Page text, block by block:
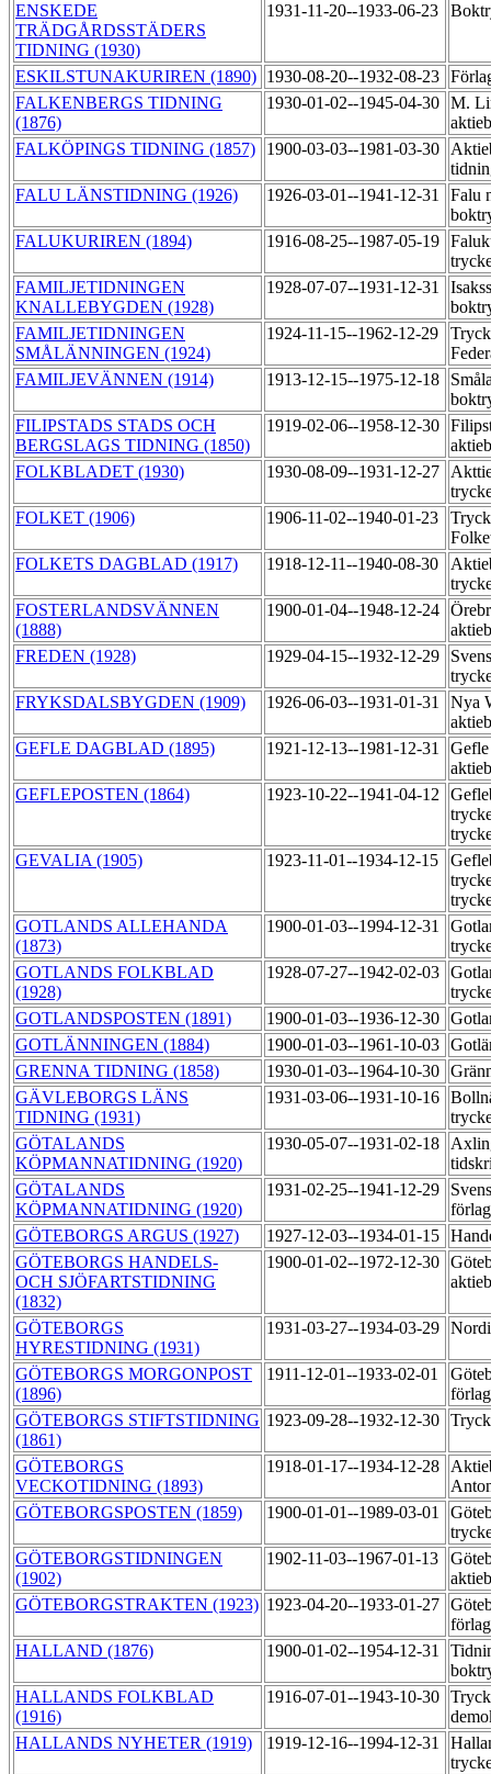
ENSKEDE
TRÄDGÅRDSSTÄDERS
TIDNING (1930)
1931-11-20--1933-06-23
ESKILSTUNAKURIREN (1890) 1930-08-20--1932-08-23
FALKENBERGS TIDNING
(1876)
1930-01-02--1945-04-30 M.
FALKÖPINGS TIDNING (1857)
1900-03-03--1981-03-30
FALU LÄNSTIDNING (1926)
1926-03-01--1941-12-31
Falu
FALUKURIREN (1894)
1916-08-25--1987-05-19
FAMILJETIDNINGEN
KNALLEBYGDEN (1928)
1928-07-07--1931-12-31
FAMILJETIDNINGEN
SMÅLÄNNINGEN (1924)
1924-11-15--1962-12-29
FAMILJEVÄNNEN (1914)
1913-12-15--1975-12-18
FILIPSTADS STADS OCH
BERGSLAGS TIDNING (1850)
1919-02-06--1958-12-30
FOLKBLADET (1930)
1930-08-09--1931-12-27
FOLKET (1906)
1906-11-02--1940-01-23
FOLKETS DAGBLAD (1917)
1918-12-11--1940-08-30
FOSTERLANDSVÄNNEN
(1888)
1900-01-04--1948-12-24
FREDEN (1928)
1929-04-15--1932-12-29
FRYKSDALSBYGDEN (1909)
1926-06-03--1931-01-31
Nya
GEFLE DAGBLAD (1895)
1921-12-13--1981-12-31
GEFLEPOSTEN (1864)
1923-10-22--1941-04-12
GEVALIA (1905)
1923-11-01--1934-12-15
GOTLANDS ALLEHANDA
(1873)
1900-01-03--1994-12-31
GOTLANDS FOLKBLAD
(1928)
1928-07-27--1942-02-03
GOTLANDSPOSTEN (1891)
1900-01-03--1936-12-30
GOTLÄNNINGEN (1884)
1900-01-03--1961-10-03
GRENNA TIDNING (1858)
1930-01-03--1964-10-30
GÄVLEBORGS LÄNS
TIDNING (1931)
1931-03-06--1931-10-16
GÖTALANDS
KÖPMANNATIDNING (1920)
1930-05-07--1931-02-18
GÖTALANDS
KÖPMANNATIDNING (1920)
1931-02-25--1941-12-29
GÖTEBORGS ARGUS (1927)
1927-12-03--1934-01-15
GÖTEBORGS HANDELS-
OCH SJÖFARTSTIDNING
(1832)
1900-01-02--1972-12-30
GÖTEBORGS
HYRESTIDNING (1931)
1931-03-27--1934-03-29
GÖTEBORGS MORGONPOST
(1896)
1911-12-01--1933-02-01
GÖTEBORGS STIFTSTIDNING
(1861)
1923-09-28--1932-12-30
GÖTEBORGS
VECKOTIDNING (1893)
1918-01-17--1934-12-28
GÖTEBORGSPOSTEN (1859)
1900-01-01--1989-03-01
GÖTEBORGSTIDNINGEN
(1902)
1902-11-03--1967-01-13
GÖTEBORGSTRAKTEN (1923) 1923-04-20--1933-01-27
HALLAND (1876)
1900-01-02--1954-12-31
HALLANDS FOLKBLAD
(1916)
1916-07-01--1943-10-30
HALLANDS NYHETER (1919)
1919-12-16--1994-12-31